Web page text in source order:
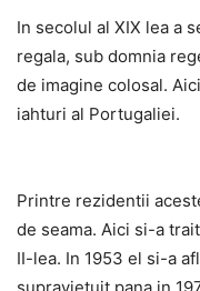
In secolul al XIX lea a
regala, sub domnia
de imagine colosal.
iahturi al Portugaliei.
Printre rezidentii
de seama. Aici si-a
II-lea. In 1953 el si-a